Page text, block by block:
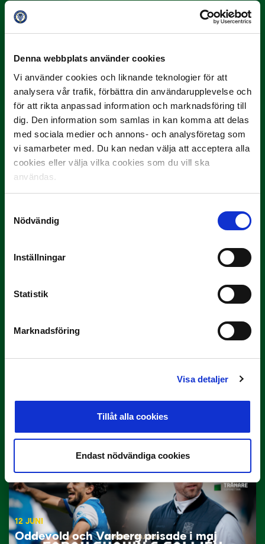
Denna webbplats använder cookies
Vi använder cookies och liknande teknologier för att
analysera vår trafik, förbättra din användarupplevelse och
för att rikta anpassad information och marknadsföring till
dig. Den information som samlas in kan komma att delas
med sociala medier och annons- och analysföretag som
vi samarbeter med. Du kan nedan välja att acceptera alla
cookies eller välja vilka cookies som du vill ska
användas.
Nödvändig
Inställningar
Statistik
Marknadsföring
Visa detaljer
Tillåt alla cookies
Endast nödvändiga cookies
Rösta på Månadens Spelare i juni
Yttrar gör…
Rösta på Månadens Tränare i juni
12 JUNI
Oddevold och Varberg prisade i maj